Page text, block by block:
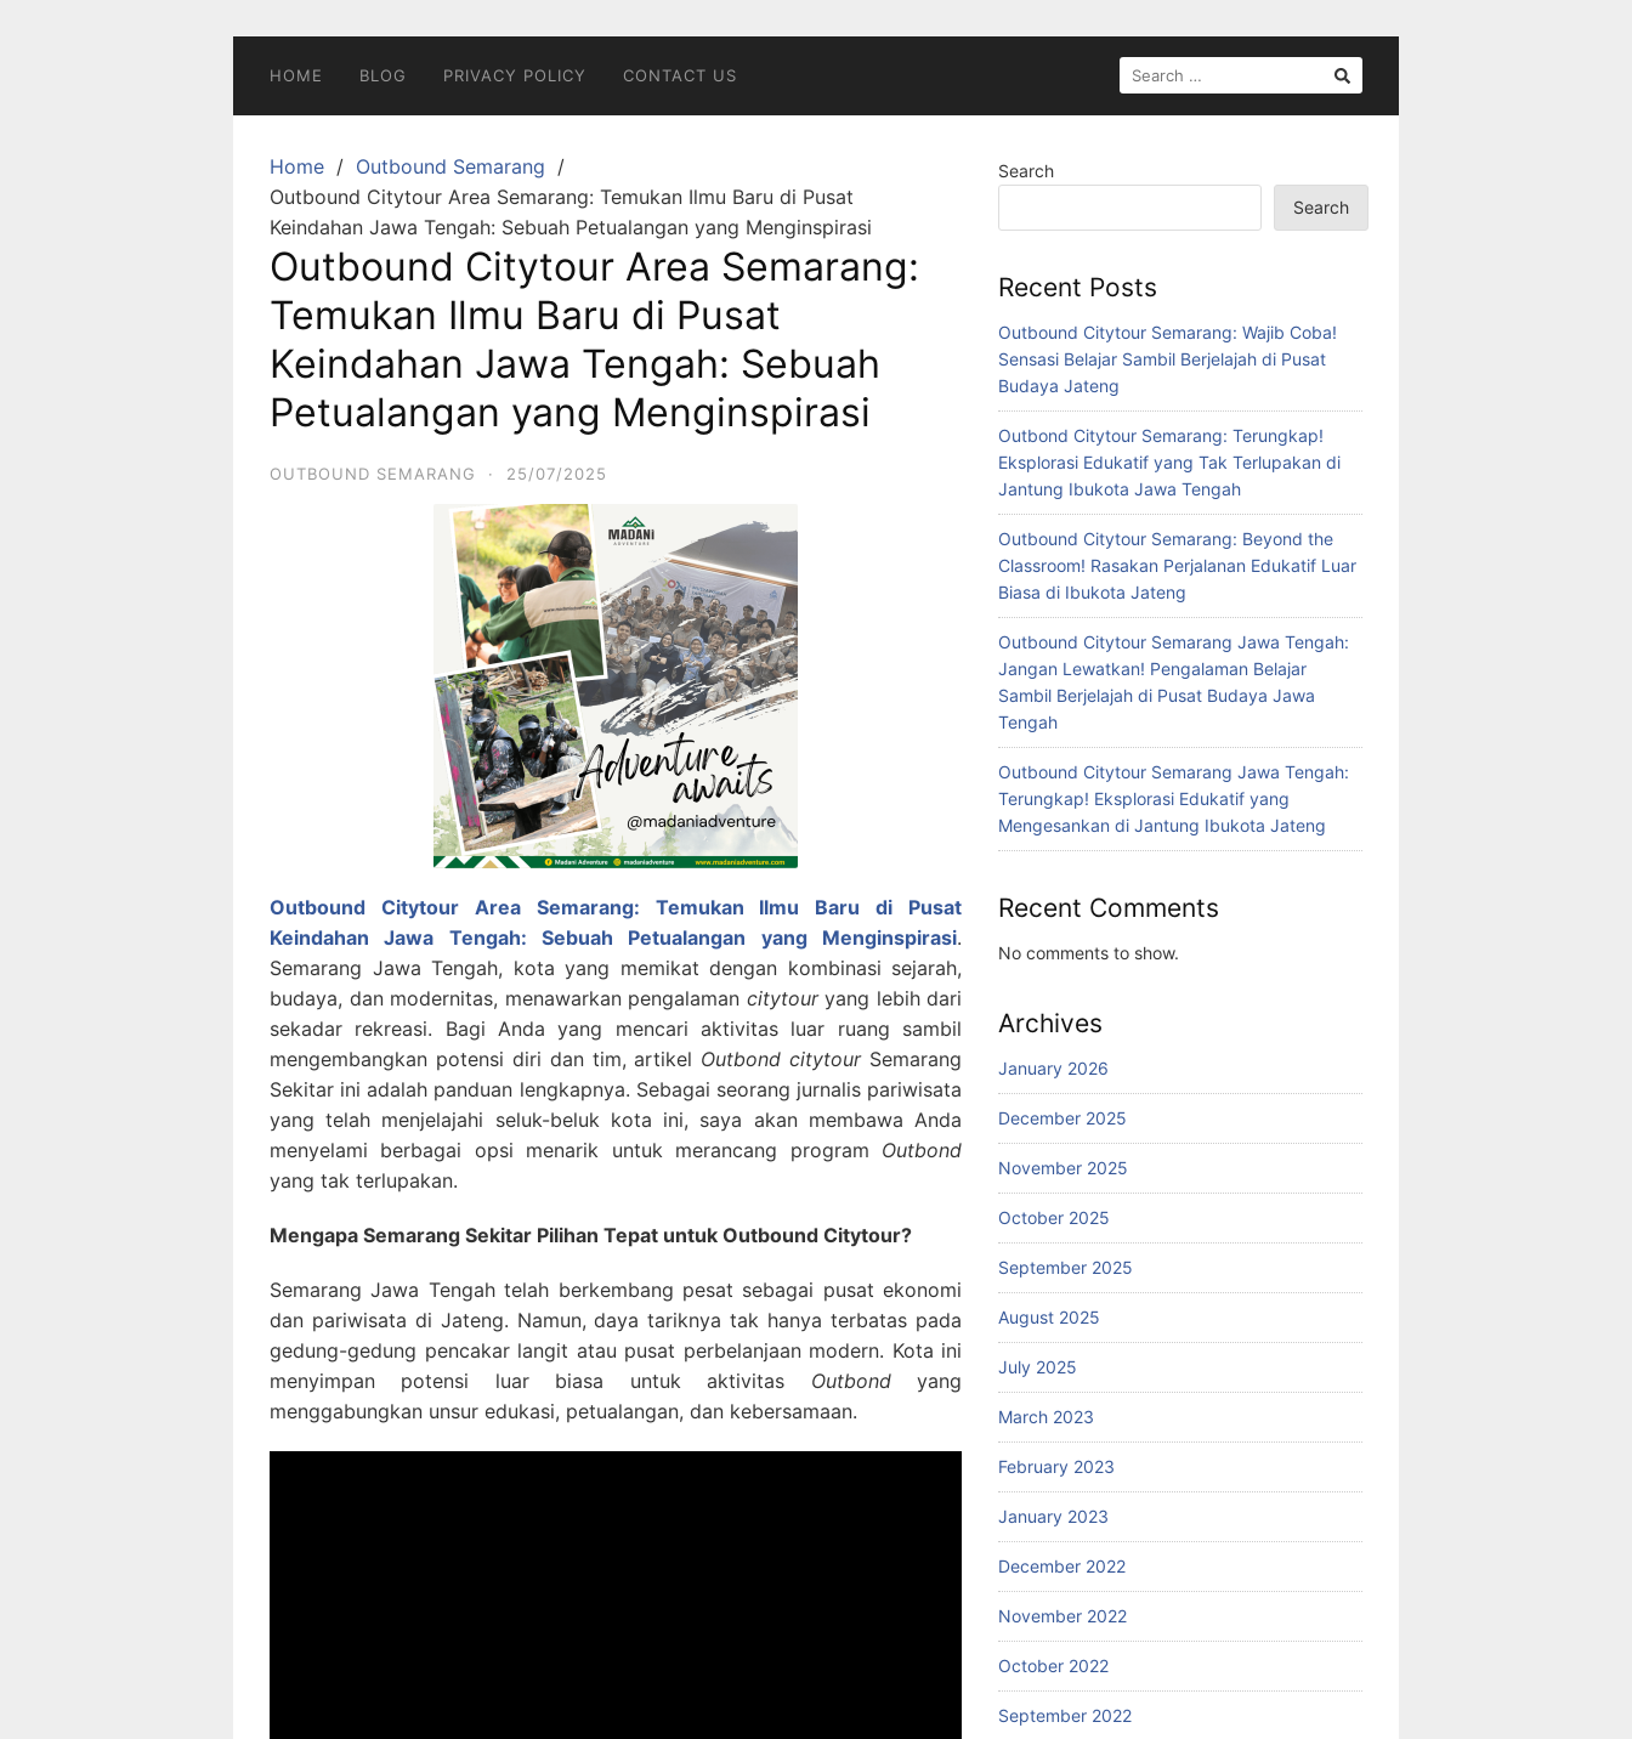
HOME BLOG PRIVACY POLICY CONTACT US
SEARCH
FOR:
Home
Outbound Semarang
Outbound Citytour Area Semarang: Temukan Ilmu Baru di Pusat
Keindahan Jawa Tengah: Sebuah Petualangan yang Menginspirasi
Outbound Citytour Area Semarang:
Temukan Ilmu Baru di Pusat
Keindahan Jawa Tengah: Sebuah
Petualangan yang Menginspirasi
OUTBOUND SEMARANG · 25/07/2025
Outbound Citytour Area Semarang: Temukan Ilmu Baru di Pusat
Keindahan Jawa Tengah: Sebuah Petualangan yang Menginspirasi.
Semarang Jawa Tengah, kota yang memikat dengan kombinasi sejarah,
budaya, dan modernitas, menawarkan pengalaman citytouryang lebih dari
sekadar rekreasi. Bagi Anda yang mencari aktivitas luar ruang sambil
mengembangkan potensi diri dan tim, artikel Outbond citytourSemarang
Sekitar ini adalah panduan lengkapnya. Sebagai seorang jurnalis pariwisata
yang telah menjelajahi seluk-beluk kota ini, saya akan membawa Anda
menyelami berbagai opsi menarik untuk merancang program Outbond
yang tak terlupakan.
Mengapa Semarang Sekitar Pilihan Tepat untuk Outbound Citytour?
Semarang Jawa Tengah telah berkembang pesat sebagai pusat ekonomi
dan pariwisata di Jateng. Namun, daya tariknya tak hanya terbatas pada
gedung-gedung pencakar langit atau pusat perbelanjaan modern. Kota ini
menyimpan potensi luar biasa untuk aktivitas Outbondyang
menggabungkan unsur edukasi, petualangan, dan kebersamaan.
Search
Search
Recent Posts
Outbound Citytour Semarang: Wajib Coba!
Sensasi Belajar Sambil Berjelajah di Pusat
Budaya Jateng
Outbond Citytour Semarang: Terungkap!
Eksplorasi Edukatif yang Tak Terlupakan di
Jantung Ibukota Jawa Tengah
Outbound Citytour Semarang: Beyond the
Classroom! Rasakan Perjalanan Edukatif Luar
Biasa di Ibukota Jateng
Outbound Citytour Semarang Jawa Tengah:
Jangan Lewatkan! Pengalaman Belajar
Sambil Berjelajah di Pusat Budaya Jawa
Tengah
Outbound Citytour Semarang Jawa Tengah:
Terungkap! Eksplorasi Edukatif yang
Mengesankan di Jantung Ibukota Jateng
Recent Comments
No comments to show.
Archives
January 2026
December 2025
November 2025
October 2025
September 2025
August 2025
July 2025
March 2023
February 2023
January 2023
December 2022
November 2022
October 2022
September 2022